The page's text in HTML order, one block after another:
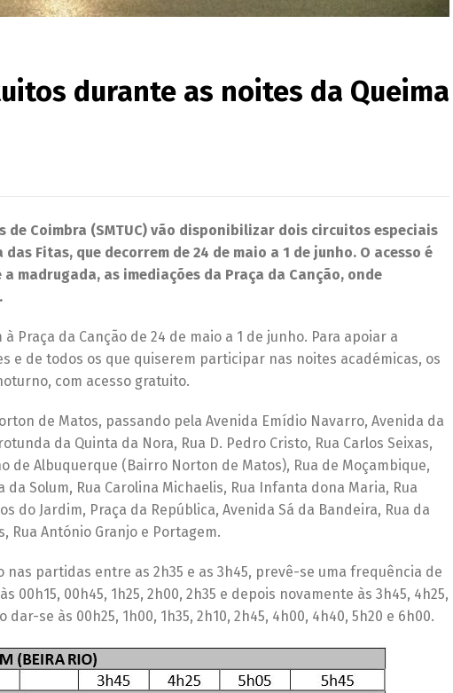
durante as noites da Queima
Coimbra (SMTUC) vão disponibilizar dois circuitos especiais
Fitas, que decorrem de 24 de maio a 1 de junho. O acesso é
madrugada, as imediações da Praça da Canção, onde
da Canção de 24 de maio a 1 de junho. Para apoiar a
e de todos os que quiserem participar nas noites académicas, os
com acesso gratuito.
de Matos, passando pela Avenida Emídio Navarro, Avenida da
da Quinta da Nora, Rua D. Pedro Cristo, Rua Carlos Seixas,
de Albuquerque (Bairro Norton de Matos), Rua de Moçambique,
Solum, Rua Carolina Michaelis, Rua Infanta dona Maria, Rua
do Jardim, Praça da República, Avenida Sá da Bandeira, Rua da
Rua António Granjo e Portagem.
partidas entre as 2h35 e as 3h45, prevê-se uma frequência de
00h45, 1h25, 2h00, 2h35 e depois novamente às 3h45, 4h25,
se às 00h25, 1h00, 1h35, 2h10, 2h45, 4h00, 4h40, 5h20 e 6h00.